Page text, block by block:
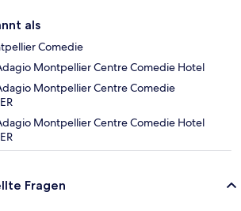
als
Comedie
Montpellier Centre Comedie Hotel
Montpellier Centre Comedie
Montpellier Centre Comedie Hotel
Fragen